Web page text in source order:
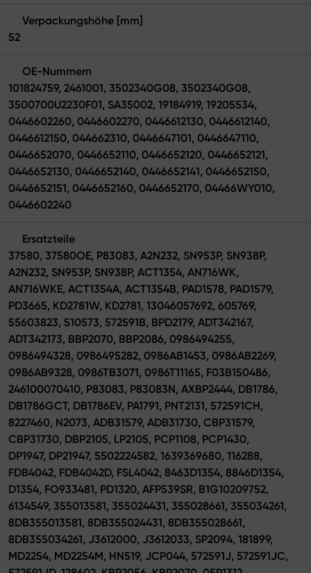
Verpackungshöhe [mm]
52
OE-Nummern
101824759, 2461001, 3502340G08, 3502340G08,
3500700U2230F01, SA35002, 19184919, 19205534,
0446602260, 0446602270, 0446612130, 0446612140,
0446612150, 044662310, 0446647101, 0446647110,
0446652070, 0446652110, 0446652120, 0446652121,
0446652130, 0446652140, 0446652141, 0446652150,
0446652151, 0446652160, 0446652170, 04466WY010,
0446602240
Ersatzteile
37580, 37580OE, P83083, A2N232, SN953P, SN938P,
A2N232, SN953P, SN938P, ACT1354, AN716WK,
AN716WKE, ACT1354A, ACT1354B, PAD1578, PAD1579,
PD3665, KD2781W, KD2781, 13046057692, 605769,
55603823, 510573, 572591B, BPD2179, ADT342167,
ADT342173, BBP2070, BBP2086, 0986494255,
0986494328, 0986495282, 0986AB1453, 0986AB2269,
0986AB9328, 0986TB3071, 0986T11165, F03B150486,
246100070410, P83083, P83083N, AXBP2444, DB1786,
DB1786GCT, DB1786EV, PA1791, PNT2131, 572591CH,
8227460, N2073, ADB31579, ADB31730, CBP31579,
CBP31730, DBP2105, LP2105, PCP1108, PCP1430,
DP1947, DP21947, 5502224582, 1639369680, 116288,
FDB4042, FDB4042D, FSL4042, 8463D1354, 8846D1354,
D1354, FO933481, PD1320, AFP539SR, B1G10209752,
6134549, 355013581, 355024431, 355028661, 355034261,
8DB355013581, 8DB355024431, 8DB355028661,
8DB355034261, J3612000, J3612033, SP2094, 181899,
MD2254, MD2254M, HN519, JCP044, 572591J, 572591JC,